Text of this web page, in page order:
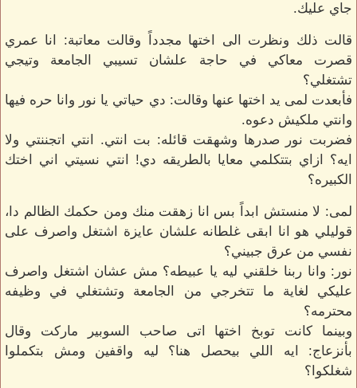
جاي عليك.
قالت ذلك ونظرت الى اختها مجدداً وقالت معاتبة: انا عمري
قصرت معاكي في حاجة علشان تسيبي الجامعة وتيجي
تشتغلي؟
فأبعدت لمى يد اختها عنها وقالت: دي حياتي يا نور وانا حره فيها
وانتي ملكيش دعوه.
فضربت نور صدرها وشهقت قائله: بت انتي. انتي اتجننتي ولا
ايه؟ ازاي بتتكلمي معايا بالطريقه دي! انتي نسيتي اني اختك
الكبيره؟
لمى: لا منستش ابداً بس انا زهقت منك ومن حكمك الظالم دا،
قوليلي هو انا ابقى غلطانه علشان عايزة اشتغل واصرف على
نفسي من عرق جبيني؟
نور: وانا ربنا خلقني ليه يا عبيطه؟ مش عشان اشتغل واصرف
عليكي لغاية ما تتخرجي من الجامعة وتشتغلي في وظيفه
محترمه؟
وبينما كانت توبخ اختها اتى صاحب السوبير ماركت وقال
بأنزعاج: ايه اللي بيحصل هنا؟ ليه واقفين ومش بتكملوا
شغلكوا؟